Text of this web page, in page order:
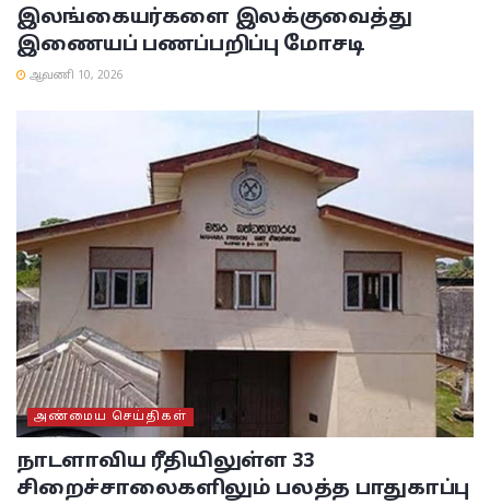
இலங்கையர்களை இலக்குவைத்து
இணையப் பணப்பறிப்பு மோசடி
ஆவணி 10, 2026
அண்மைய செய்திகள்
நாடளாவிய ரீதியிலுள்ள 33
சிறைச்சாலைகளிலும் பலத்த பாதுகாப்பு